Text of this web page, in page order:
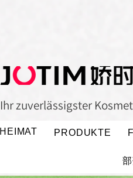
Ihr zuverlässigster
HEIMAT PRODUKTE